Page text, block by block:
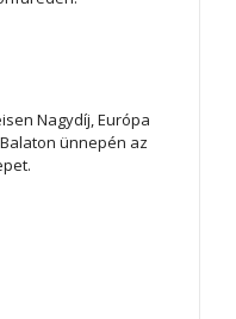
Nagydíj, Európa
ünnepén az